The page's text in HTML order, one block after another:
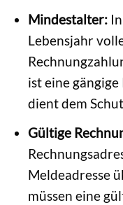
Mindestalter:In
Lebensjahr
ist eine
dient dem
Gültige
Meldeadresse
müssen eine